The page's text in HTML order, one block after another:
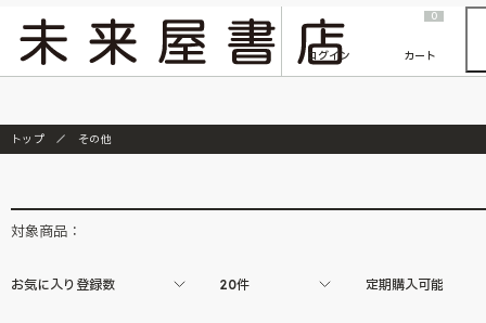
『ONE PIECE magazine 021 ONE PIECEカード付き同梱版』発売延期のご案内
ログイン
0
カート
トップ その他
対象商品：
お気に入り登録数 20件 定期購入可能